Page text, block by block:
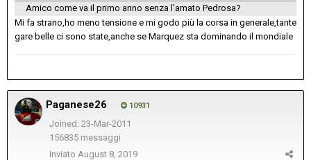
Amico come va il primo anno senza l'amato Pedrosa?
Mi fa strano,ho meno tensione e mi godo più la corsa in generale,tante
gare belle ci sono state,anche se Marquez sta dominando il mondiale
Paganese26 10931
Joined: 23-Mar-2011
156835 messaggi
Inviato August 8, 2019